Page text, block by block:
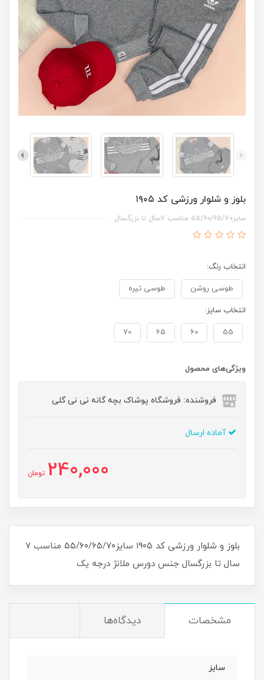
بلوز و شلوار ورزشی کد ۱۹۰۵
سایز۵۵/۶۰/۶۵/۷۰ مناسب ۷سال تا بزرگسال
انتخاب رنگ:
طوسی روشن طوسی تیره
انتخاب سایز:
55
60
65
70
ویژگی‌های محصول
فروشنده: فروشگاه پوشاک بچه گانه نی نی گلی
آماده ارسال
240,000 تومان
بلوز و شلوار ورزشی کد ۱۹۰۵ سایز۵۵/۶۰/۶۵/۷۰ مناسب ۷
سال تا بزرگسال جنس دورس ملانژ درجه یک
مشخصات دیدگاه‌ها
سایز